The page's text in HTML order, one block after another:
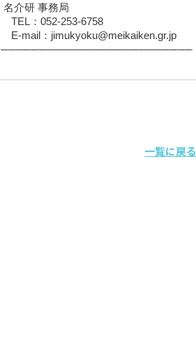
名介研 事務局
TEL：052-253-6758
E-mail：jimukyoku@meikaiken.gr.jp
─────────────────────────
一覧に戻る